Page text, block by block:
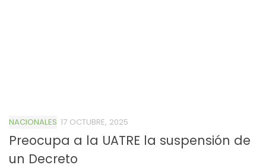
NACIONALES 17 OCTUBRE, 2025
Preocupa a la UATRE la suspensión de
un Decreto